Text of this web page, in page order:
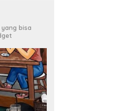
bisa